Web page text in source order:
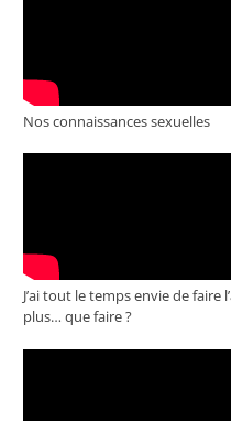
Nos connaissances sexuelles
J’ai tout le temps envie de
plus… que faire ?